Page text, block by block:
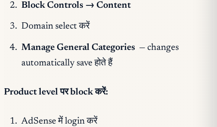
Block Controls → Content
Domain select करें
Manage General Categories — changes
automatically save होते हैं
Product level पर block करें:
AdSense में login करें